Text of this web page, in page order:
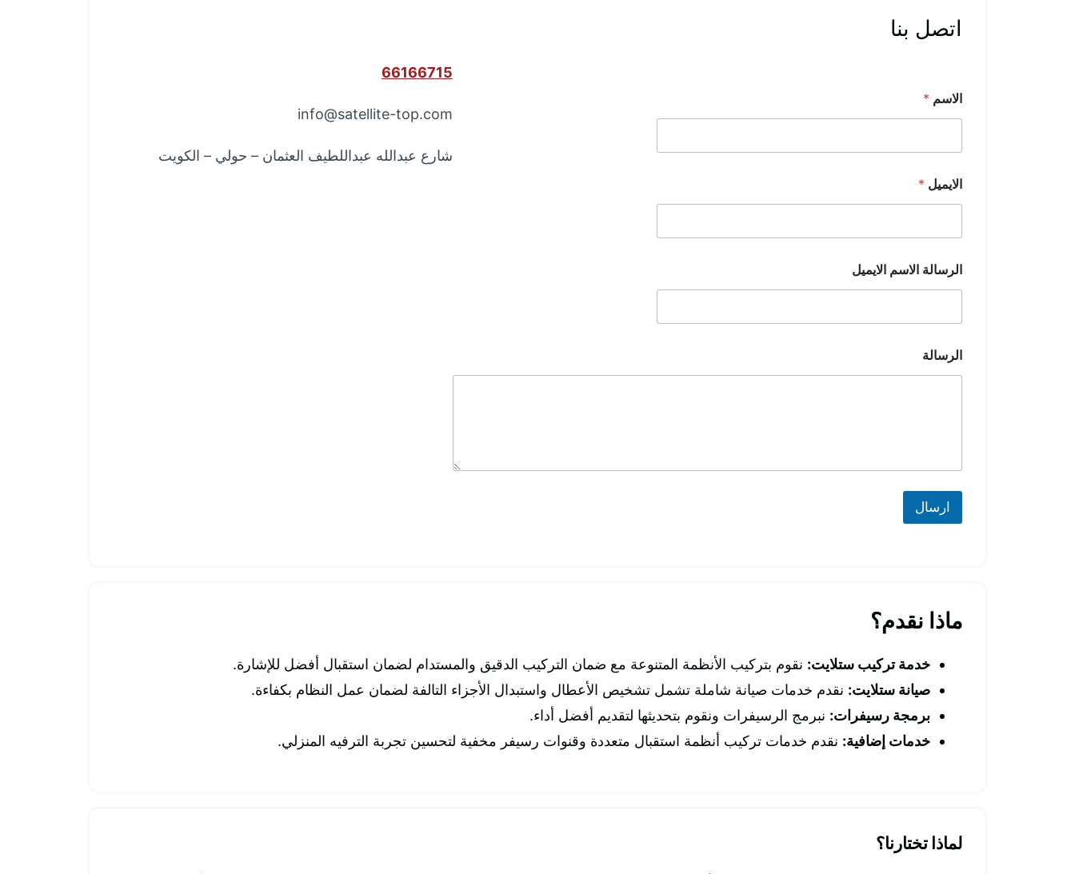
اتصل بنا
الاسم *
الايميل *
الرسالة الاسم الايميل
الرسالة
ارسال
66166715
info@satellite-top.com
شارع عبدالله عبداللطيف العثمان – حولي – الكويت
ماذا نقدم؟
خدمة تركيب ستلايت: نقوم بتركيب الأنظمة المتنوعة مع ضمان التركيب الدقيق والمستدام لضمان استقبال أفضل للإشارة.
صيانة ستلايت: نقدم خدمات صيانة شاملة تشمل تشخيص الأعطال واستبدال الأجزاء التالفة لضمان عمل النظام بكفاءة.
برمجة رسيفرات: نبرمج الرسيفرات ونقوم بتحديثها لتقديم أفضل أداء.
خدمات إضافية: نقدم خدمات تركيب أنظمة استقبال متعددة وقنوات رسيفر مخفية لتحسين تجربة الترفيه المنزلي.
لماذا تختارنا؟